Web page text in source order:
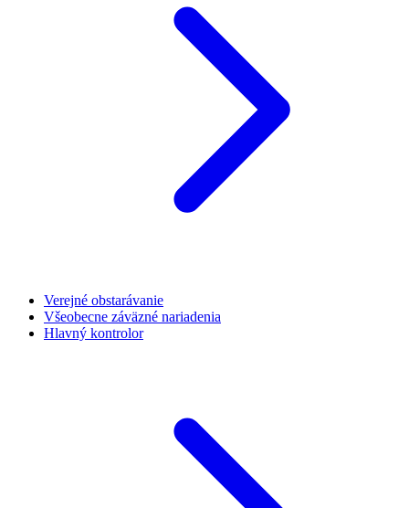
Verejné obstarávanie
Všeobecne záväzné nariadenia
Hlavný kontrolor